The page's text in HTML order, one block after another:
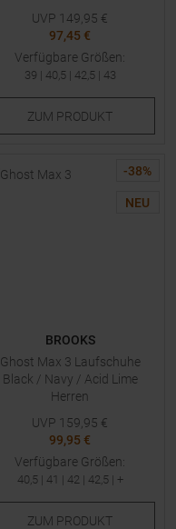
UVP 149,95 €
97,45 €
Verfügbare Größen:
39 | 40,5 | 42,5 | 43
ZUM PRODUKT
-38%
NEU
BROOKS
Ghost Max 3 Laufschuhe
Black / Navy / Acid Lime
Herren
UVP 159,95 €
99,95 €
Verfügbare Größen:
40,5 | 41 | 42| 42,5 | +
ZUM PRODUKT